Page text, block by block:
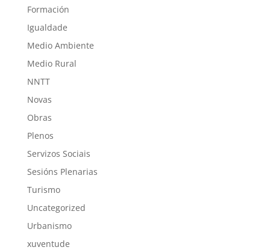
Formación
Igualdade
Medio Ambiente
Medio Rural
NNTT
Novas
Obras
Plenos
Servizos Sociais
Sesións Plenarias
Turismo
Uncategorized
Urbanismo
xuventude